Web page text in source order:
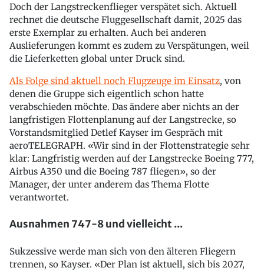
Doch der Langstreckenflieger verspätet sich. Aktuell
rechnet die deutsche Fluggesellschaft damit, 2025 das
erste Exemplar zu erhalten. Auch bei anderen
Auslieferungen kommt es zudem zu Verspätungen, weil
die Lieferketten global unter Druck sind.
Als Folge sind aktuell noch Flugzeuge im Einsatz, von
denen die Gruppe sich eigentlich schon hatte
verabschieden möchte. Das ändere aber nichts an der
langfristigen Flottenplanung auf der Langstrecke, so
Vorstandsmitglied Detlef Kayser im Gespräch mit
aeroTELEGRAPH. «Wir sind in der Flottenstrategie sehr
klar: Langfristig werden auf der Langstrecke Boeing 777,
Airbus A350 und die Boeing 787 fliegen», so der
Manager, der unter anderem das Thema Flotte
verantwortet.
Ausnahmen 747-8 und vielleicht ...
Sukzessive werde man sich von den älteren Fliegern
trennen, so Kayser. «Der Plan ist aktuell, sich bis 2027,